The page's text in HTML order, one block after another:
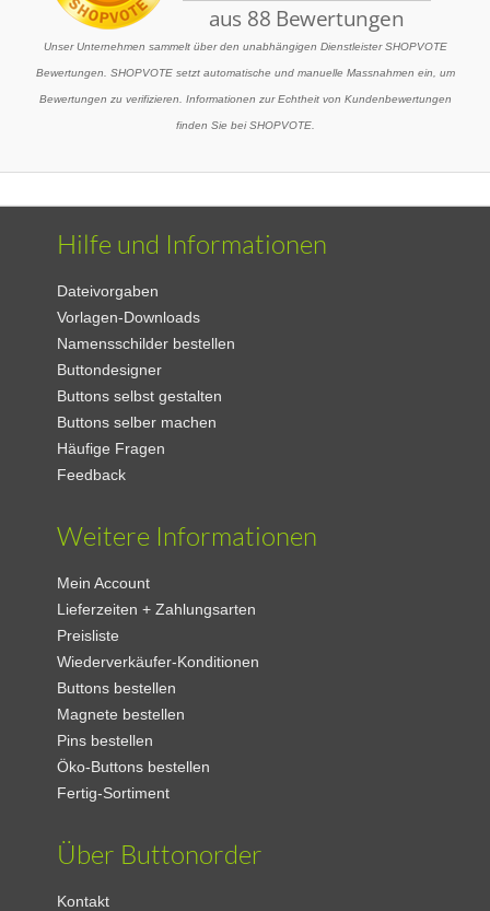
Unser Unternehmen sammelt über den unabhängigen Dienstleister SHOPVOTE
Bewertungen. SHOPVOTE setzt automatische und manuelle Massnahmen ein, um
Bewertungen zu verifizieren. Informationen zur Echtheit von Kundenbewertungen
finden Sie bei SHOPVOTE.
Hilfe und Informationen
Dateivorgaben
Vorlagen-Downloads
Namensschilder bestellen
Buttondesigner
Buttons selbst gestalten
Buttons selber machen
Häufige Fragen
Feedback
Weitere Informationen
Mein Account
Lieferzeiten + Zahlungsarten
Preisliste
Wiederverkäufer-Konditionen
Buttons bestellen
Magnete bestellen
Pins bestellen
Öko-Buttons bestellen
Fertig-Sortiment
Über Buttonorder
Kontakt